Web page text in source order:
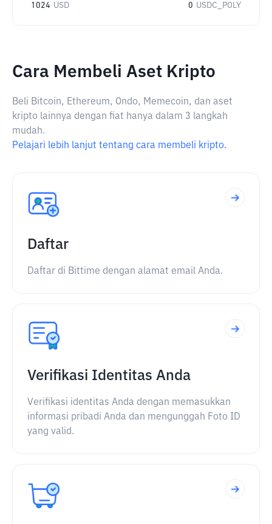
1024 USD 0 USDC_POLY
Cara Membeli Aset Kripto
Beli Bitcoin, Ethereum, Ondo, Memecoin, dan aset
kripto lainnya dengan fiat hanya dalam 3 langkah
mudah.
Pelajari lebih lanjut tentang cara membeli kripto.
Daftar
Daftar di Bittime dengan alamat email Anda.
Verifikasi Identitas Anda
Verifikasi identitas Anda dengan memasukkan
informasi pribadi Anda dan mengunggah Foto ID
yang valid.